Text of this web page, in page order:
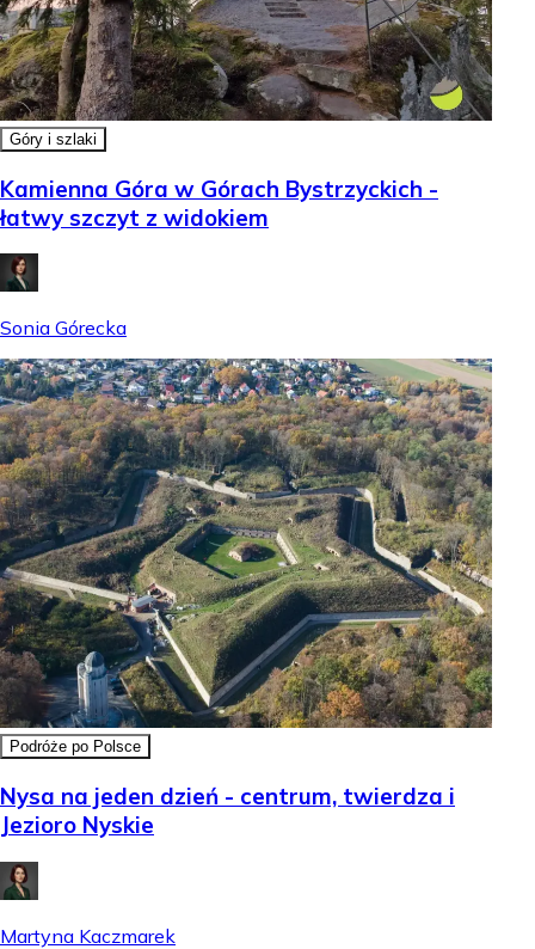
Góry i szlaki
Kamienna Góra w Górach Bystrzyckich -
łatwy szczyt z widokiem
Sonia Górecka
Podróże po Polsce
Nysa na jeden dzień - centrum, twierdza i
Jezioro Nyskie
Martyna Kaczmarek